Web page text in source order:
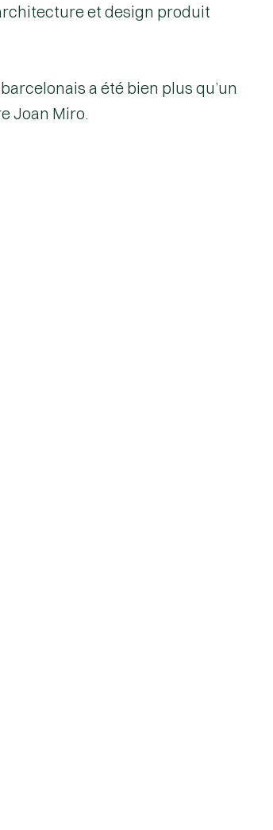
et design produit
a été bien plus qu’un
Joan Miro.